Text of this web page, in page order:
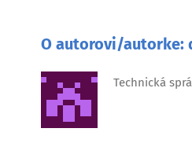
O autorovi/autorke:
Technická